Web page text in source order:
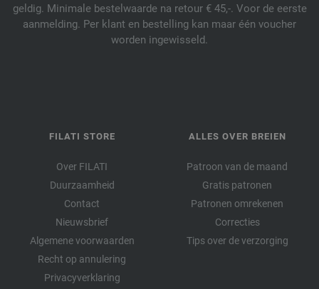
geldig. Minimale bestelwaarde na retour € 45,-. Voor de eerste
aanmelding. Per klant en bestelling kan maar één voucher
worden ingewisseld.
FILATI STORE
Over FILATI
Duurzaamheid
Contact
Nieuwsbrief
Algemene voorwaarden
Recht op annulering
Privacyverklaring
ALLES OVER BREIEN
Patroon van de maand
Gratis patronen
Patronen omrekenen
Correcties
Tips over de verzorging